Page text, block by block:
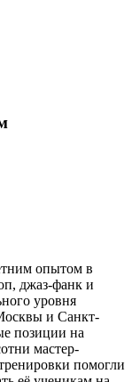
опытом в
джаз-фанк и
уровня
и Санкт-
позиции на
мастер-
помогли